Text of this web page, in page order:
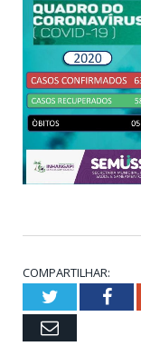
COMPARTILHAR:
Twitter
Email